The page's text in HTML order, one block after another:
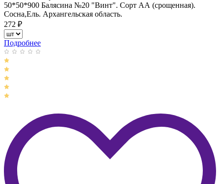
50*50*900 Балясина №20 "Винт". Сорт АА (срощенная).
Сосна,Ель. Архангельская область.
272 ₽
Подробнее